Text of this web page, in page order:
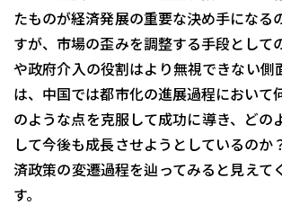
たものが経済発展の重要な決め手になる
すが、市場の歪みを調整する手段として
や政府介入の役割はより無視できない側
は、中国では都市化の進展過程において
のような点を克服して成功に導き、どの
して今後も成長させようとしているのか
済政策の変遷過程を辿ってみると見えて
す。